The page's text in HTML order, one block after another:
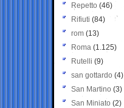
Repetto (46)
Rifiuti (84)
rom (13)
Roma (1.125)
Rutelli (9)
san gottardo (4)
San Martino (3)
San Miniato (2)